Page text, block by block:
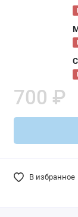
700 ₽
В избранное